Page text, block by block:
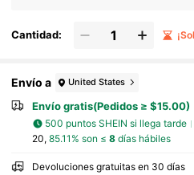
Cantidad:
Envío a United States
Envío gratis(Pedidos ≥ $15.00)
500 puntos SHEIN si llega tarde
20, 85.11% son ≤ 8días hábiles
Devoluciones gratuitas en 30 días